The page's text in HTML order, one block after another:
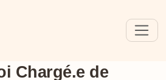
Chargé.e de